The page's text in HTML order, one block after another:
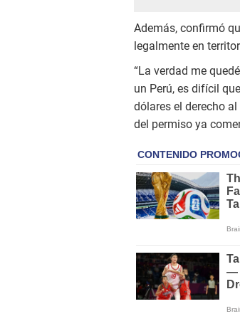
Además, confirmó
legalmente en
“La verdad me
un Perú, es difícil
dólares el derecho
del permiso ya